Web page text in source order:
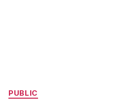
Categories
PUBLIC